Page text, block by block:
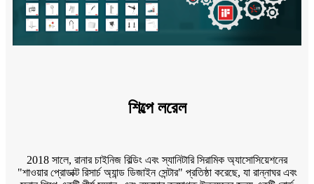
শিল্পে লরেল
2018 সালে, রানার চাইনিজ বিল্ডিং এবং স্যানিটারি সিরামিক অ্যাসোসিয়েশনের
"শাওয়ার প্রোডাক্ট রিসার্চ অ্যান্ড ডিজাইন সেন্টার" প্রতিষ্ঠা করেছে, যা রান্নাঘর এবং